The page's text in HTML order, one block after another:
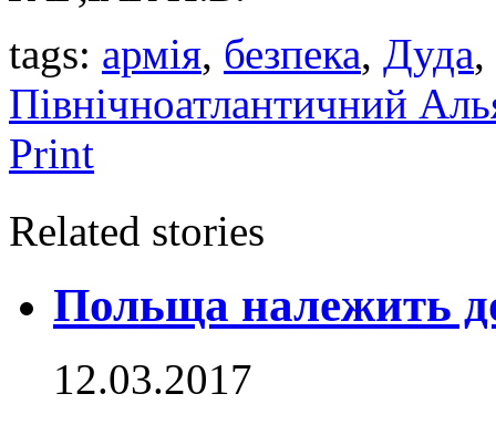
tags: армія, безпека, Дуда,
Північноатлантичний
Print
Related stories
Польща належить
12.03.2017